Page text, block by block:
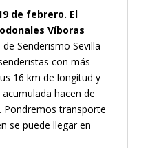
de febrero. El
Víboras
Senderismo Sevilla
con más
16 km de longitud y
hacen de
Pondremos transporte
se puede llegar en